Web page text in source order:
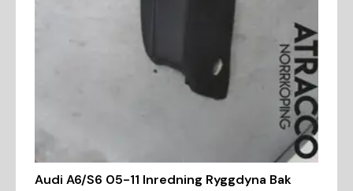
Audi A6/S6 05-11 Inredning Ryggdyna Bak